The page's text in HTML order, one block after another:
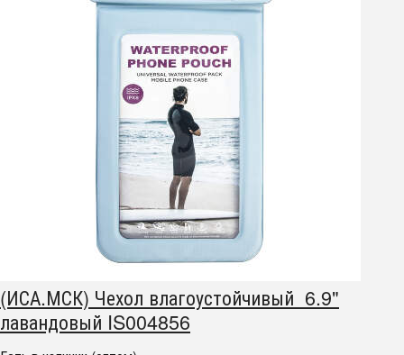
(ИСА.МСК) Чехол влагоустойчивый 6.9"
лавандовый IS004856